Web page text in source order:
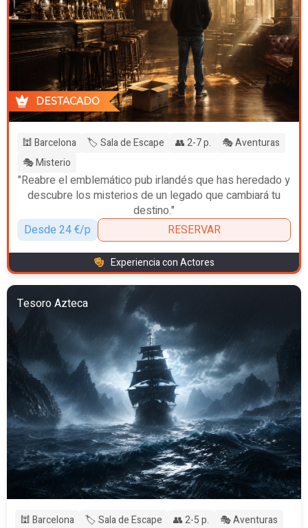
DESTACADO
🕍 Barcelona 🏷️ Sala de Escape 👥 2-7 p.
🎭 Aventuras
🎭 Misterio
"Reabre el emblemático pub irlandés que has heredado y
descubre los misterios de un legado que cambiará tu
destino."
Desde 24 €/p
RESERVAR
Experiencia con Actores
Tesoro Azteca
🕍 Barcelona 🏷️ Sala de Escape 👥 2-5 p. 🎭 Aventuras